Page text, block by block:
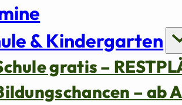
& Kindergarten
gratis –
– ab